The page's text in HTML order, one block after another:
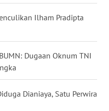
Ilham Pradipta
Dugaan Oknum TNI
Dianiaya, Satu Perwira